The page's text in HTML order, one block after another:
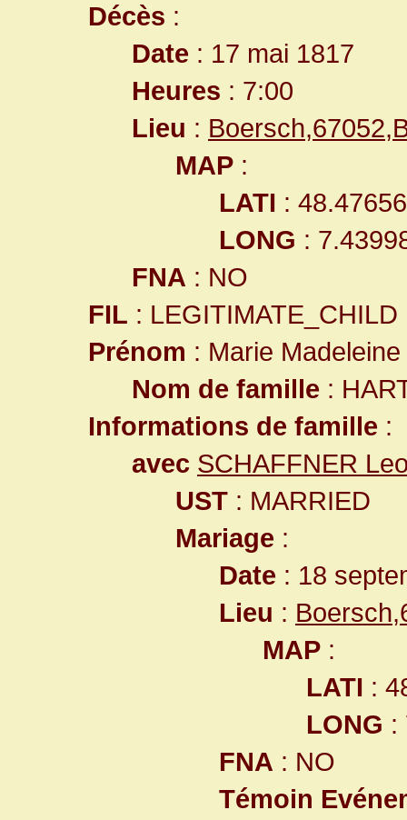
Décès :
Date : 17 mai 1817
Heures : 7:00
Lieu :
MAP :
LATI :
LONG :
FNA : NO
FIL : LEGITIMATE_CHILD
Prénom : Marie Madeleine
Nom de famille :
Informations de famille :
avec SCHAFFNER
UST : MARRIED
Mariage :
Date : 18
Lieu :
MAP :
LATI :
LONG :
FNA : NO
Témoin